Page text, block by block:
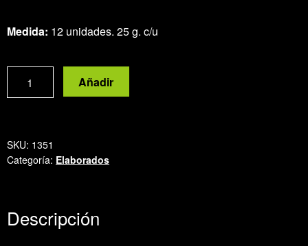
Medida: 12 unidades. 25 g. c/u
Añadir
SKU: 1351
Categoría: Elaborados
Descripción